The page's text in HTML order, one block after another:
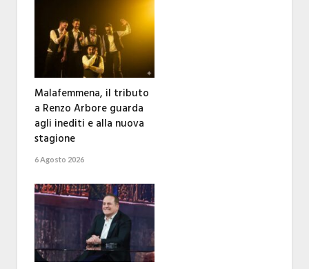
Malafemmena, il tributo
a Renzo Arbore guarda
agli inediti e alla nuova
stagione
6 Agosto 2026